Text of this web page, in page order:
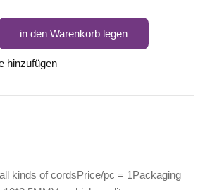
in den Warenkorb legen
hinzufügen
kinds of cordsPrice/pc = 1Packaging